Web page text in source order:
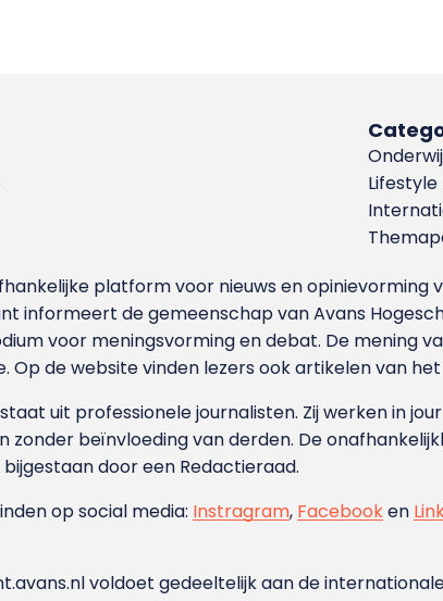
Lifestyle
platform voor nieuws en
informeert de gemeenschap van Avans
voor meningsvorming en debat. De mening
Op de website vinden lezers ook artikelen van
uit professionele journalisten. Zij werken in
zonder beïnvloeding van derden. De
door een Redactieraad.
op social media: Instragram, Facebooken
voldoet gedeeltelijk aan de